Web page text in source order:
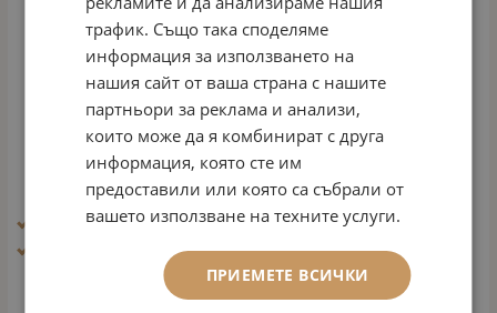
БАЗА ЗА СЕНКИ 3 В 1
Арт.№: 2202
11.76 € / 23.00 лв.
Ефект: Блясък, избистряне, освежаване
Тип кожа: Всички типове кожа
ВАРИАНТИ
трафик. Също така споделяме
информация за използването на
нашия сайт от ваша страна с нашите
партньори за реклама и анализи,
които може да я комбинират с друга
информация, която сте им
предоставили или която са събрали от
вашето използване на техните услуги.
ПРИЕМЕТЕ ВСИЧКИ